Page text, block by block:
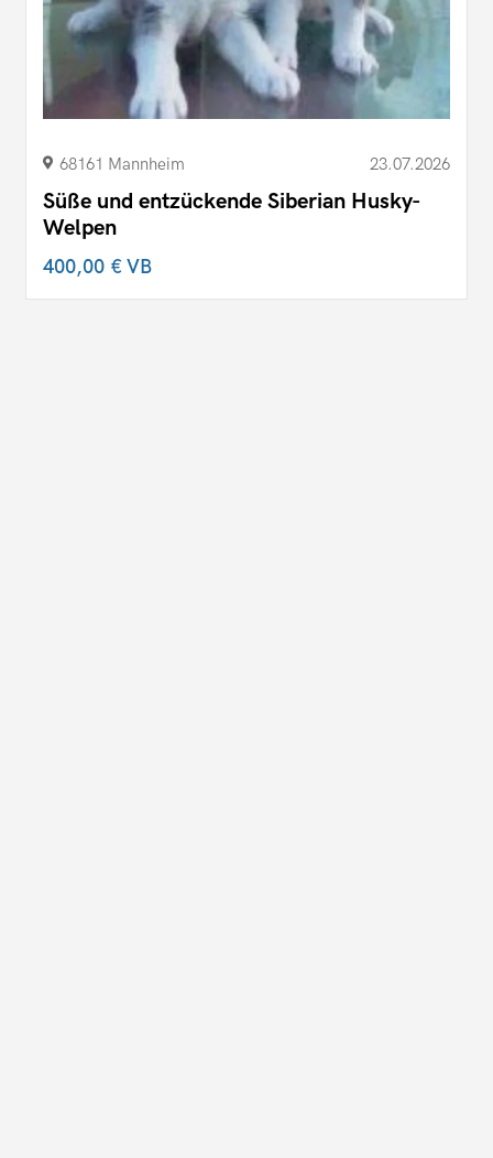
68161 Mannheim 23.07.2026
Süße und entzückende Siberian Husky-
Welpen
400,00 €VB